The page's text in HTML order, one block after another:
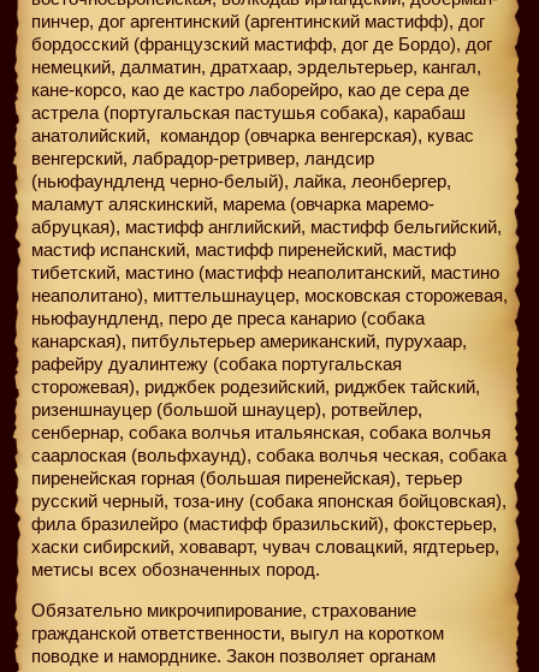
пинчер, дог аргентинский (аргентинский мастифф), дог
бордосский (французский мастифф, дог де Бордо), дог
немецкий, далматин, дратхаар, эрдельтерьер, кангал,
кане-корсо, као де кастро лаборейро, као де сера де
астрела (португальская пастушья собака), карабаш
анатолийский, командор (овчарка венгерская), кувас
венгерский, лабрадор-ретривер, ландсир
(ньюфаундленд черно-белый), лайка, леонбергер,
маламут аляскинский, марема (овчарка маремо-
абруцкая), мастифф английский, мастифф бельгийский,
мастиф испанский, мастифф пиренейский, мастиф
тибетский, мастино (мастифф неаполитанский, мастино
неаполитано), миттельшнауцер, московская сторожевая,
ньюфаундленд, перо де преса канарио (собака
канарская), питбультерьер американский, пурухаар,
рафейру дуалинтежу (собака португальская
сторожевая), риджбек родезийский, риджбек тайский,
ризеншнауцер (большой шнауцер), ротвейлер,
сенбернар, собака волчья итальянская, собака волчья
саарлоская (вольфхаунд), собака волчья ческая, собака
пиренейская горная (большая пиренейская), терьер
русский черный, тоза-ину (собака японская бойцовская),
фила бразилейро (мастифф бразильский), фокстерьер,
хаски сибирский, ховаварт, чувач словацкий, ягдтерьер,
метисы всех обозначенных пород.
Обязательно микрочипирование, страхование
гражданской ответственности, выгул на коротком
поводке и наморднике. Закон позволяет органам